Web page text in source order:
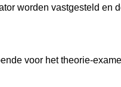
worden vastgesteld en
voor het theorie-